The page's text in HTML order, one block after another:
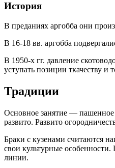
История
В преданиях аргобба они
В 16-18 вв. аргобба
В 1950-х гг. давление
уступать позиции ткачеству и
Традиции
Основное занятие —
развито. Развито
Браки с кузенами считаются
свои культурные
линии.